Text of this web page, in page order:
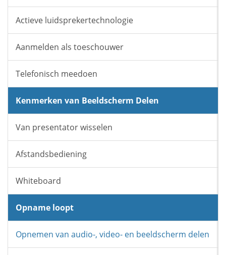
Actieve luidsprekertechnologie
Aanmelden als toeschouwer
Telefonisch meedoen
Kenmerken van Beeldscherm Delen
Van presentator wisselen
Afstandsbediening
Whiteboard
Opname loopt
Opnemen van audio-, video- en beeldscherm delen